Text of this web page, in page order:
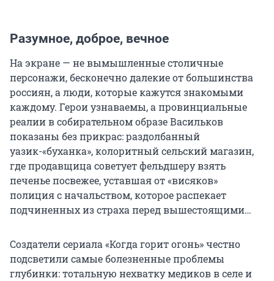
Разумное, доброе, вечное
На экране — не вымышленные столичные
персонажи, бесконечно далекие от большинства
россиян, а люди, которые кажутся знакомыми
каждому. Герои узнаваемы, а провинциальные
реалии в собирательном образе Васильков
показаны без прикрас: раздолбанный
уазик-«буханка», колоритный сельский магазин,
где продавщица советует фельдшеру взять
печенье посвежее, уставшая от «висяков»
полиция с начальством, которое распекает
подчиненных из страха перед вышестоящими…
Создатели сериала «Когда горит огонь» честно
подсветили самые болезненные проблемы
глубинки: тотальную нехватку медиков в селе и